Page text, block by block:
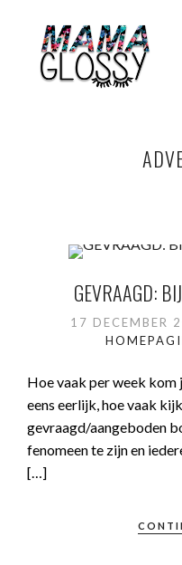
GEVRAAGD:
17 DECEMBER
Hoe vaak per week kom
eens eerlijk, hoe vaak
gevraagd/aangeboden
fenomeen te zijn en
[…]